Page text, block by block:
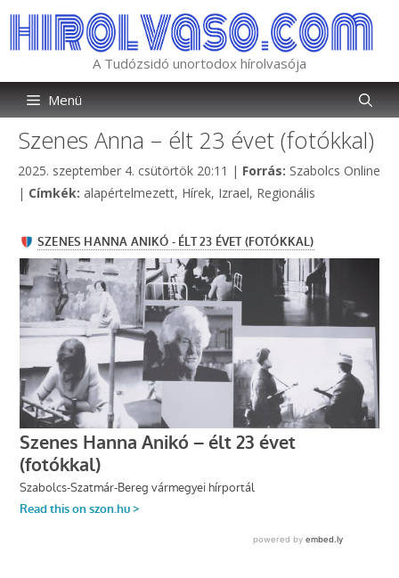
tartalomba
A Tudózsidó unortodox hírolvasója
Menü
Szenes Anna – élt 23 évet (fotókkal)
2025. szeptember 4. csütörtök 20:11 | Forrás: Kategória
Szabolcs Online
| Címkék: Címkék
alapértelmezett, Hírek, Izrael, Regionális